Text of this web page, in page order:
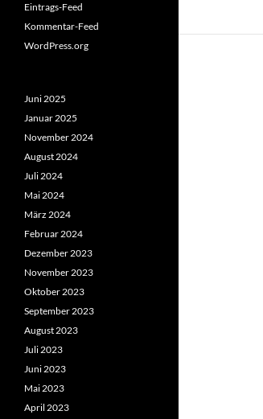
Eintrags-Feed
Kommentar-Feed
WordPress.org
Juni 2025
Januar 2025
November 2024
August 2024
Juli 2024
Mai 2024
März 2024
Februar 2024
Dezember 2023
November 2023
Oktober 2023
September 2023
August 2023
Juli 2023
Juni 2023
Mai 2023
April 2023